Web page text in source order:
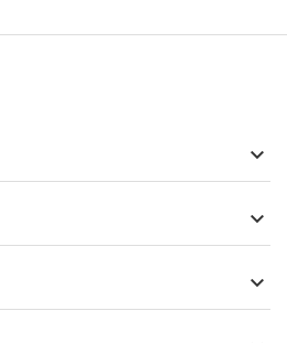


